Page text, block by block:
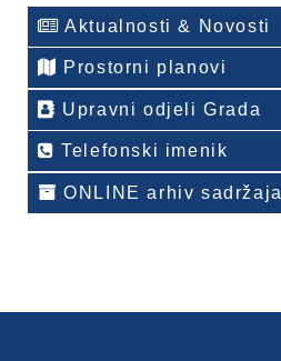
Aktualnosti & Novosti
Prostorni planovi
Upravni odjeli Grada
Telefonski imenik
ONLINE arhiv sadržaja